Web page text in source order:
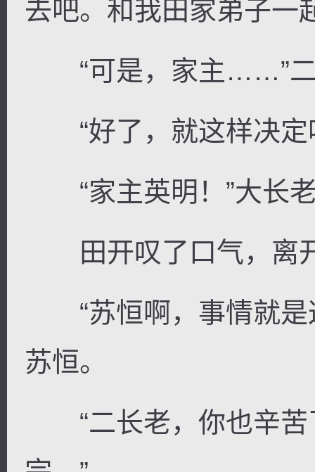
去吧。和我田家弟子一
“可是，家主……”二
“好了，就这样决定
“家主英明！”大长
田开叹了口气，离
“苏恒啊，事情就是
苏恒。
“二长老，你也辛苦